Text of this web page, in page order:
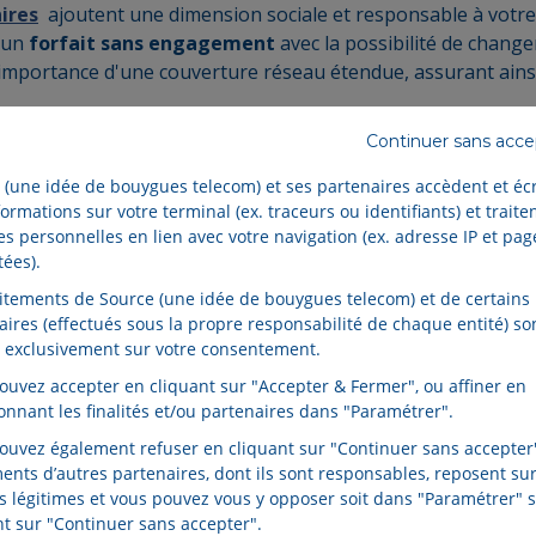
ajoutent une dimension sociale et responsable à
forfait sans engagement avec la possibilité de
d'une couverture réseau étendue, assurant
autant que possible
la consommation de données mobiles. Cela peut
Fi avant de quitter la maison. Et utilisez des applications
Skype, qui peuvent réduire significativement les
(une idée de bouygues telecom) et ses partenaires accèdent et
sur votre terminal (ex. traceurs ou identifiants) et
personnelles en lien avec votre navigation (ex. adresse IP et
de Source (une idée de bouygues telecom) et de certains
(effectués sous la propre responsabilité de chaque entité)
sur votre consentement.
accepter en cliquant sur "Accepter & Fermer", ou affiner en
les finalités et/ou partenaires dans "Paramétrer".
également refuser en cliquant sur "Continuer sans
d’autres partenaires, dont ils sont responsables, reposent
légitimes et vous pouvez vous y opposer soit dans "Paramétrer"
sur "Continuer sans accepter".
Continuer sans